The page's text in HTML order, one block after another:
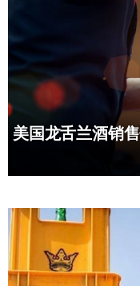
美国龙舌兰酒销